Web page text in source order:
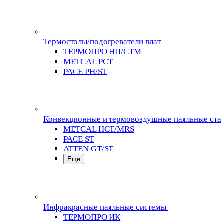
Термостолы/подогреватели плат
ТЕРМОПРО НП/СТМ
METCAL PCT
PACE PH/ST
Конвекционные и термовоздушные паяльные
METCAL HCT/MRS
PACE ST
ATTEN GT/ST
Еще
Инфракрасные паяльные системы
ТЕРМОПРО ИК